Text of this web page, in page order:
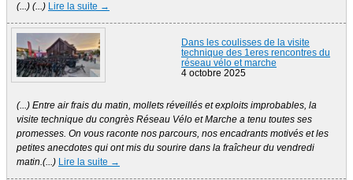
(...) (...) Lire la suite →
Dans les coulisses de la visite
technique des 1eres rencontres du
réseau vélo et marche
4 octobre 2025
(...) Entre air frais du matin, mollets réveillés et exploits improbables, la
visite technique du congrès Réseau Vélo et Marche a tenu toutes ses
promesses. On vous raconte nos parcours, nos encadrants motivés et les
petites anecdotes qui ont mis du sourire dans la fraîcheur du vendredi
matin.(...) Lire la suite →